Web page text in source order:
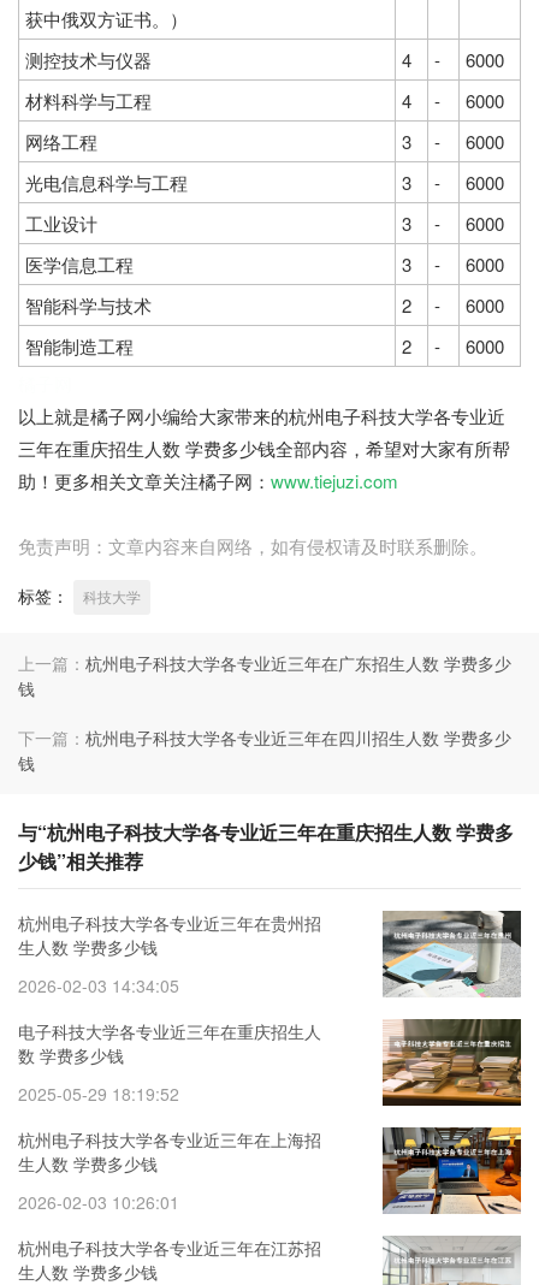
获中俄双方证书。）
测控技术与仪器 4 -
6000
材料科学与工程
4 -
6000
网络工程
3 -
6000
光电信息科学与工程
3 -
6000
工业设计
3 -
6000
医学信息工程
3 -
6000
智能科学与技术
2 -
6000
智能制造工程
2 -
6000
以上就是橘子网小编给大家带来的杭州电子科技大学各专业近
三年在重庆招生人数 学费多少钱全部内容，希望对大家有所帮
助！更多相关文章关注橘子网： www.tiejuzi.com
免责声明：文章内容来自网络，如有侵权请及时联系删除。
标签： 科技大学
上一篇： 杭州电子科技大学各专业近三年在广东招生人数 学费多少
钱
下一篇： 杭州电子科技大学各专业近三年在四川招生人数 学费多少
钱
与“杭州电子科技大学各专业近三年在重庆招生人数 学费多
少钱”相关推荐
杭州电子科技大学各专业近三年在贵州招
生人数 学费多少钱
2026-02-03 14:34:05
电子科技大学各专业近三年在重庆招生人
数 学费多少钱
2025-05-29 18:19:52
杭州电子科技大学各专业近三年在上海招
生人数 学费多少钱
2026-02-03 10:26:01
杭州电子科技大学各专业近三年在江苏招
生人数 学费多少钱